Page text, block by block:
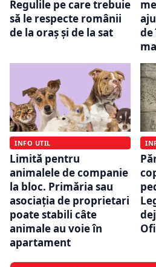
Regulile pe care trebuie
să le respecte românii
de la oraș și de la sat
de
INFO UTIL
Limită pentru
animalele de companie
la bloc. Primăria sau
asociația de proprietari
poate stabili câte
animale au voie în
apartament